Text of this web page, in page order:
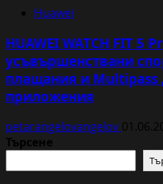
Huawei
HUAWEI WATCH FIT 5
усъвършенствани
плащания и
приложения
petarangelovangelov
Търсене